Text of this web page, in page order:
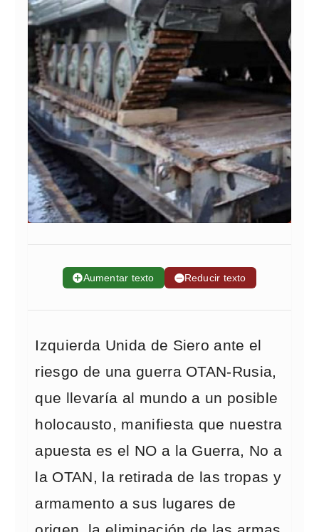
➕Aumentar texto ➖Reducir texto
Izquierda Unida de Siero ante el
riesgo de una guerra OTAN-Rusia,
que llevaría al mundo a un posible
holocausto, manifiesta que nuestra
apuesta es el NO a la Guerra, No a
la OTAN, la retirada de las tropas y
armamento a sus lugares de